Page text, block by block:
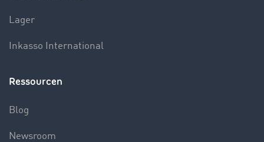
Lager
Inkasso International
Ressourcen
Blog
Newsroom